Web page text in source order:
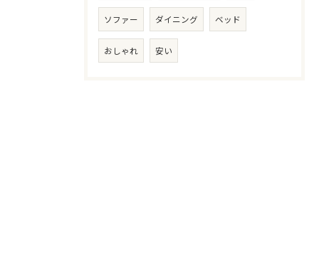
ソファー ダイニング ベッド
おしゃれ 安い